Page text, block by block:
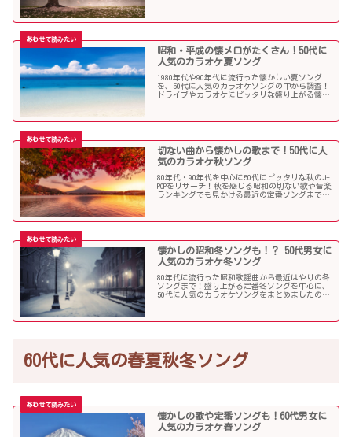
昭和・平成の懐メロがたくさん！50代に
人気のカラオケ夏ソング
1980年代や90年代に流行った懐かしい夏ソング
を、50代に人気のカラオケソングの中から調査！
ドライブやカラオケにピッタリな盛り上がる懐メ
切ない曲から懐かしの歌まで！50代に人
気のカラオケ秋ソング
80年代・90年代を中心に50代にピッタリな秋のJ-
POPをリサーチ！秋を感じる昭和の切ない歌や音楽
ランキングでも見かける最近の定番ソングまで、
懐かしの昭和冬ソングも！？ 50代男女に
人気のカラオケ冬ソング
80年代に流行った昭和歌謡曲から最近はやりの冬
ソングまで！盛り上がる定番冬ソングを中心に、
50代に人気のカラオケソングをまとめましたので
60代に人気の春夏秋冬ソング
懐かしの歌や定番ソングも！60代男女に
人気のカラオケ春ソング